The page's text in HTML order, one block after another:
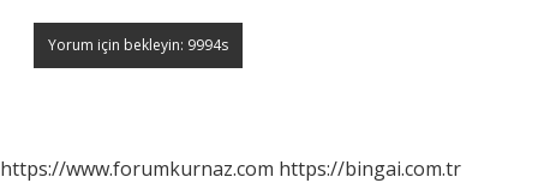
https://www.forumkurnaz.com https://bingai.com.tr